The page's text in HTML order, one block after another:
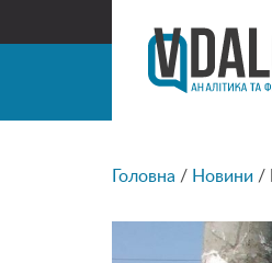
Головна / Новини /